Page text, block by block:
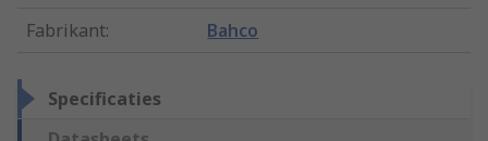
Fabrikant: Bahco
Specificaties